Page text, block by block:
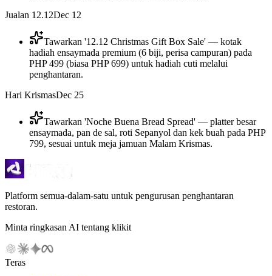
Jualan 12.12Dec 12
Tawarkan '12.12 Christmas Gift Box Sale' — kotak
hadiah ensaymada premium (6 biji, perisa campuran) pada
PHP 499 (biasa PHP 699) untuk hadiah cuti melalui
penghantaran.
Hari KrismasDec 25
Tawarkan 'Noche Buena Bread Spread' — platter besar
ensaymada, pan de sal, roti Sepanyol dan kek buah pada PHP
799, sesuai untuk meja jamuan Malam Krismas.
Platform semua-dalam-satu untuk pengurusan penghantaran
restoran.
Minta ringkasan AI tentang klikit
Teras